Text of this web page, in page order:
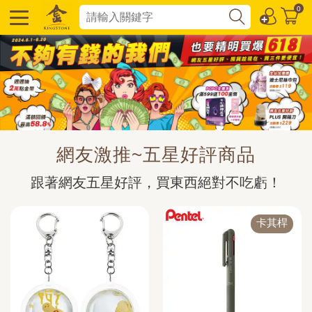
0
網友激推~五星好評商品
跟著網友五星好評，買東西絕對不吃虧！
卡其桿